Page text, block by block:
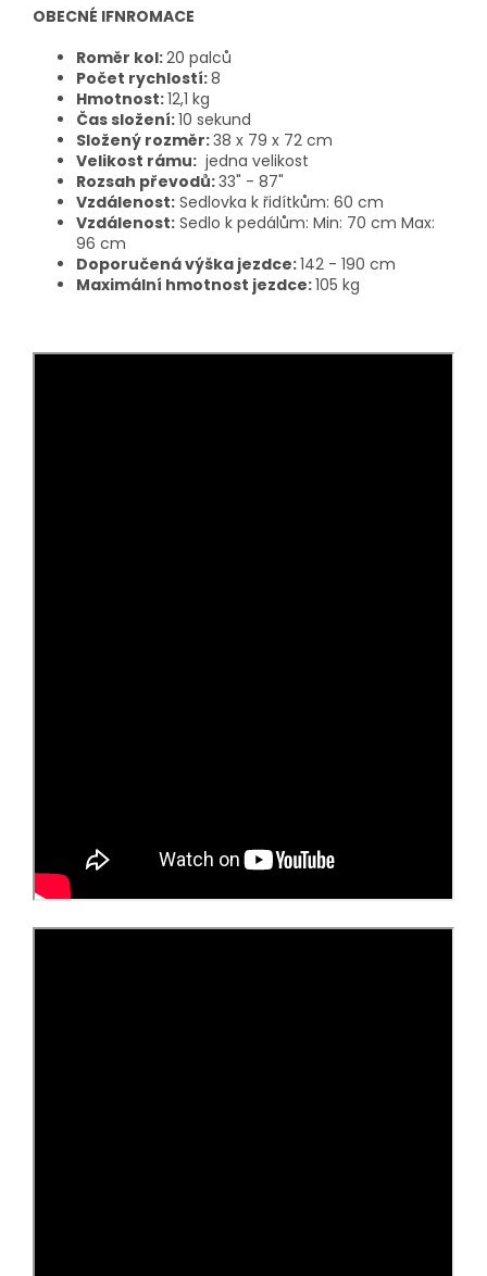
OBECNÉ IFNROMACE
Roměr kol:20 palců
Počet rychlostí:8
Hmotnost:12,1 kg
Čas složení:10 sekund
Složený rozměr:38 x 79 x 72 cm
Velikost rámu: jedna velikost
Rozsah převodů:33" - 87"
Vzdálenost: Sedlovka k řidítkům: 60 cm
Vzdálenost: Sedlo k pedálům: Min: 70 cm Max:
96 cm
Doporučená výška jezdce:142 - 190 cm
Maximální hmotnost jezdce:105 kg